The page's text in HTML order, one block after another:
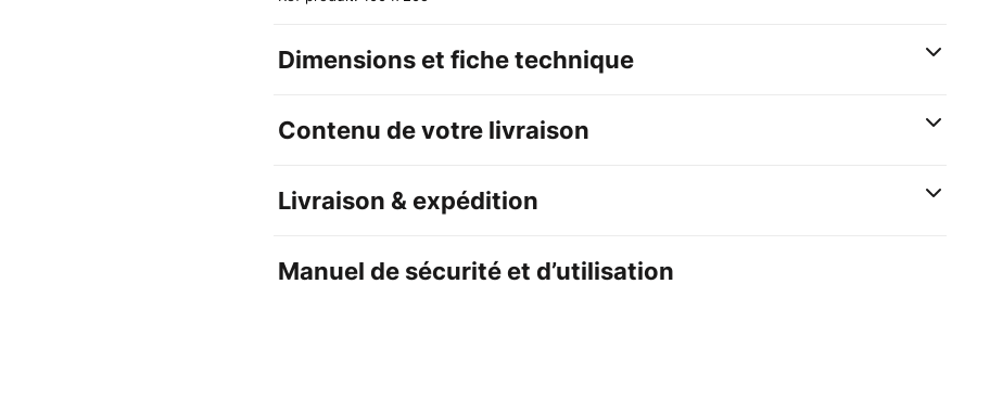
Dimensions et fiche technique
Contenu de votre livraison
Livraison & expédition
Manuel de sécurité et d’utilisation